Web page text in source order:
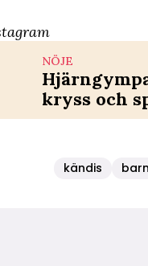
NÖJE
kryss och
kändis barn